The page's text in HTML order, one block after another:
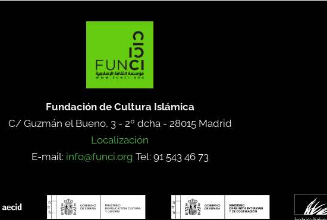
Fundación de Cultura Islámica
C/ Guzmán el Bueno, 3 - 2º dcha - 28015 Madrid
Localización
E-mail: info@funci.org Tel: 91 543 46 73